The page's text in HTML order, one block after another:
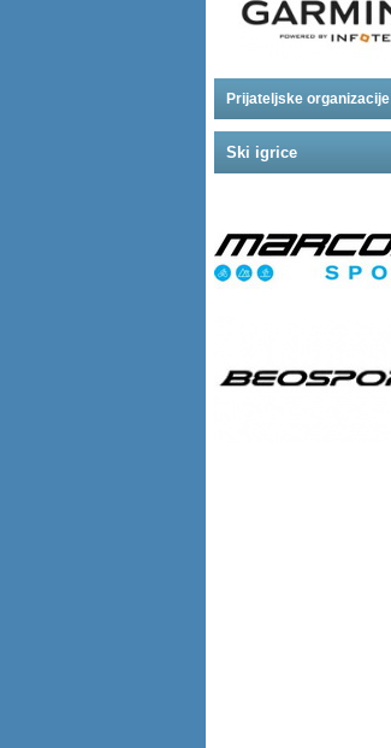
Prijateljske organizacije
Ski igrice